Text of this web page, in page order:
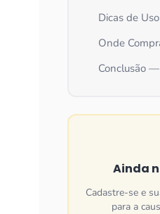
Dicas de
Onde
Conclusão
Ainda
Cadastre-se e
para a